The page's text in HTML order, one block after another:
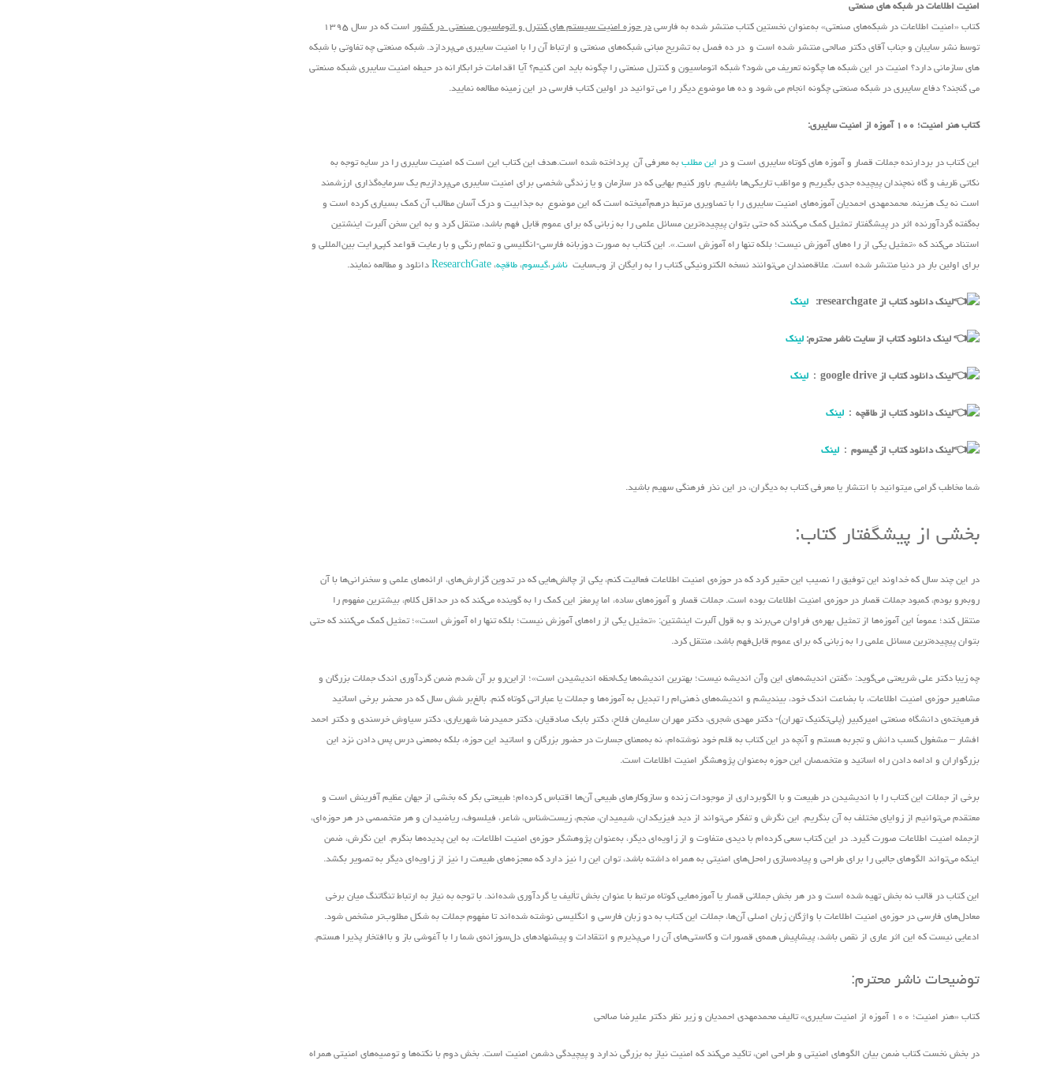
امنیت اطلاعات در شبکه های صنعتی
کتاب «امنیت اطلاعات در شبکه‌های صنعتی» به‌عنوان نخستین کتاب منتشر شده به فارسی در حوزه امنیت سیستم های کنترل و اتوماسیون صنعتی در کشور
است که در سال ۱۳۹۵
توسط نشر سایبان و جناب آقای دکتر صالحی منتشر شده است و در ده فصل به تشریح مبانی شبکه‌های صنعتی و ارتباط آن را با امنیت سایبری می‌پردازد. شبکه صنعتی چه تفاوتی با شبکه
های سازمانی دارد؟ امنیت در این شبکه ها چگونه تعریف می شود؟ شبکه اتوماسیون و کنترل صنعتی را چگونه باید امن کنیم؟ آیا اقدامات خرابکارانه در حیطه امنیت سایبری شبکه صنعتی
می گنجند؟ دفاع سایبری در شبکه صنعتی چگونه انجام می شود و ده ها موضوع دیگر را می توانید در اولین کتاب فارسی در این زمینه مطالعه نمایید.
کتاب هنر امنیت؛ ۱۰۰ آموزه از امنیت سایبری:
این کتاب در بردارنده جملات قصار و آموزه های کوتاه سایبری است و در این مطلب به معرفی آن پرداخته شده است.هدف این کتاب این است که امنیت سایبری را در سایه توجه به
نکاتی ظریف و گاه نه‌چندان پیچیده جدی بگیریم و مواظب تاریکی‌ها باشیم. باور کنیم بهایی که در سازمان و یا زندگی شخصی برای امنیت سایبری می‌پردازیم یک سرمایه‌گذاری ارزشمند
است نه یک هزینه. محمدمهدی احمدیان آموزه‌های امنیت سایبری را با تصاویری مرتبط درهم‌آمیخته است که این موضوع به جذابیت و درک آسان مطالب آن کمک بسیاری کرده است و
به‌گفته گردآورنده اثر در پیشگفتار تمثیل کمک می‌کنند که حتی بتوان پیچیده‌ترین مسائل علمی را به زبانی که برای عموم قابل فهم باشد، منتقل کرد و به این سخن آلبرت اینشتین
استناد می‌کند که «تمثیل یکی از را ه‌های آموزش نیست؛ بلکه تنها راه آموزش است.». این کتاب به صورت دوزبانه فارسی-انگلیسی و تمام رنگی و با رعایت قواعد کپی‌رایت بین‌المللی و
برای اولین بار در دنیا منتشر شده است. علاقه‌مندان می‌توانند نسخه الکترونیکی کتاب را به رایگان از وب‌سایت ناشر،گیسوم، طاقچه، ResearchGate دانلود و مطالعه نمایند.
لینک دانلود کتاب از researchgate: لینک
لینک دانلود کتاب از سایت ناشر محترم: لینک
لینک دانلود کتاب از google drive : لینک
لینک دانلود کتاب از طاقچه : لینک
لینک دانلود کتاب از گیسوم : لینک
شما مخاطب گرامی میتوانید با انتشار یا معرفی کتاب به دیگران، در این نذر فرهنگی سهیم باشید.
بخشی از پیشگفتار کتاب:
در این چند سال که خداوند این توفیق را نصیب این حقیر کرد که در حوزه‌ی امنیت اطلاعات فعالیت کنم، یکی از چالش‌هایی که در تدوین گزارش‌های، ارائه‌های علمی و سخنرانی‌ها با آن
روبه‌رو بودم، کمبود جملات قصار در حوزه‌ی امنیت اطلاعات بوده است. جملات قصار و آموزه‌های ساده، اما پرمغز این کمک را به گوینده‌ می‌کند که در حداقل کلام، بیشترین مفهوم را
منتقل کند؛ عموماً این آموزه‌ها از تمثیل بهره‌ی فراوان‌ می‌برند و به قول آلبرت اینشتین: «تمثیل یکی از راه‌های آموزش نیست؛ بلکه تنها راه آموزش است»؛ تمثیل کمک می‌کنند که حتی
بتوان پیچیده‌ترین مسائل علمی را به زبانی که برای عموم قابل‌فهم باشد، منتقل کرد.
چه زیبا دکتر علی شریعتی ‌می‌گوید: «گفتن اندیشه‌های این ‌وآن اندیشه نیست؛ بهترین اندیشه‌ها یک‌لحظه اندیشیدن است»؛ ازاین‌رو بر آن شدم ضمن گردآوری اندک جملات بزرگان و
مشاهیر حوزه‌ی امنیت اطلاعات، با بضاعت اندک خود، بیندیشم و اندیشه‌های ذهنی‌ام را تبدیل به آموزه‌ها و جملات یا عباراتی کوتاه کنم. بالغ‌بر شش سال که در محضر برخی اساتید
فرهیخته‌ی دانشگاه صنعتی امیرکبیر (پلی‌تکنیک تهران)- دکتر مهدی شجری، دکتر مهران سلیمان فلاح، دکتر بابک صادقیان، دکتر حمیدرضا شهریاری، دکتر سیاوش خرسندی و دکتر احمد
افشار – مشغول کسب دانش و تجربه هستم و آنچه در این کتاب به قلم خود نوشته‌ام، نه به‌معنای جسارت در حضور بزرگان و اساتید این حوزه، بلکه به‌معنی درس پس دادن نزد این
بزرگواران و ادامه دادن راه اساتید و متخصصان این حوزه به‌عنوان پژوهشگر امنیت اطلاعات است.
برخی از جملات این کتاب را با اندیشیدن در طبیعت و با الگوبرداری از موجودات زنده و سازوکارهای طبیعی آن‌ها اقتباس کرده‌ام؛ طبیعتی بکر که بخشی از جهان عظیم آفرینش است و
معتقدم می‌توانیم از زوایای مختلف به آن بنگریم. این نگرش و تفکر می‌تواند از دید فیزیکدان، شیمیدان، منجم، زیست‌شناس، شاعر، فیلسوف، ریاضیدان و هر متخصصی در هر حوزه‌ای،
ازجمله امنیت اطلاعات صورت گیرد. در این کتاب سعی کرده‌ام با دیدی متفاوت و از زاویه‌ای دیگر، به‌عنوان پژوهشگر حوزه‌ی امنیت اطلاعات، به این پدیده‌ها بنگرم. این نگرش، ضمن
اینکه می‌تواند الگوهای جالبی را برای طراحی و پیاده‌سازی راه‌حل‌های امنیتی به همراه داشته باشد، توان این را نیز دارد که معجزه‌های طبیعت را نیز از زاویه‌ای دیگر به تصویر بکشد.
این کتاب در قالب نه بخش تهیه ‌شده است و در هر بخش جملاتی قصار یا آموزه‌هایی کوتاه مرتبط با عنوان بخش تألیف یا گردآوری شده‌اند. با توجه به نیاز به ارتباط تنگاتنگ میان برخی
معادل‌های فارسی در حوزه‌ی امنیت اطلاعات با واژگان زبان اصلی آن‌ها، جملات این کتاب به دو زبان فارسی و انگلیسی نوشته شده‌اند تا مفهوم جملات به شکل مطلوب‌تر مشخص شود.
ادعایی نیست که این اثر عاری از نقص باشد، پیشاپیش همه‌ی قصورات و کاستی‌های آن را می‌پذیرم و انتقادات و پیشنهاد‌های د‌ل‌سوزانه‌ی شما را با آغوشی باز و باافتخار پذیرا هستم.
توضیحات ناشر محترم:
کتاب «هنر امنیت؛ ۱۰۰ آموزه از امنیت سایبری» تالیف محمدمهدی احمدیان و زیر نظر دکتر علیرضا صالحی
در بخش نخست کتاب ضمن بیان الگوهای امنیتی و طراحی امن، تاکید می‌کند که امنیت نیاز به بزرگی ندارد و پیچیدگی دشمن امنیت است. بخش دوم با نکته‌ها و توصیه‌های امنیتی همراه